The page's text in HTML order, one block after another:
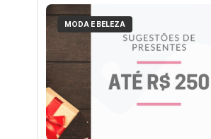
MODA E BELEZA